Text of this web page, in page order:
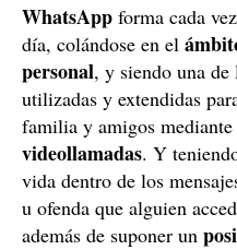
WhatsApp forma cada
día, colándose en el
personal, y siendo una de
utilizadas y extendidas
familia y amigos mediante
videollamadas. Y
vida dentro de los
u ofenda que alguien
además de suponer un